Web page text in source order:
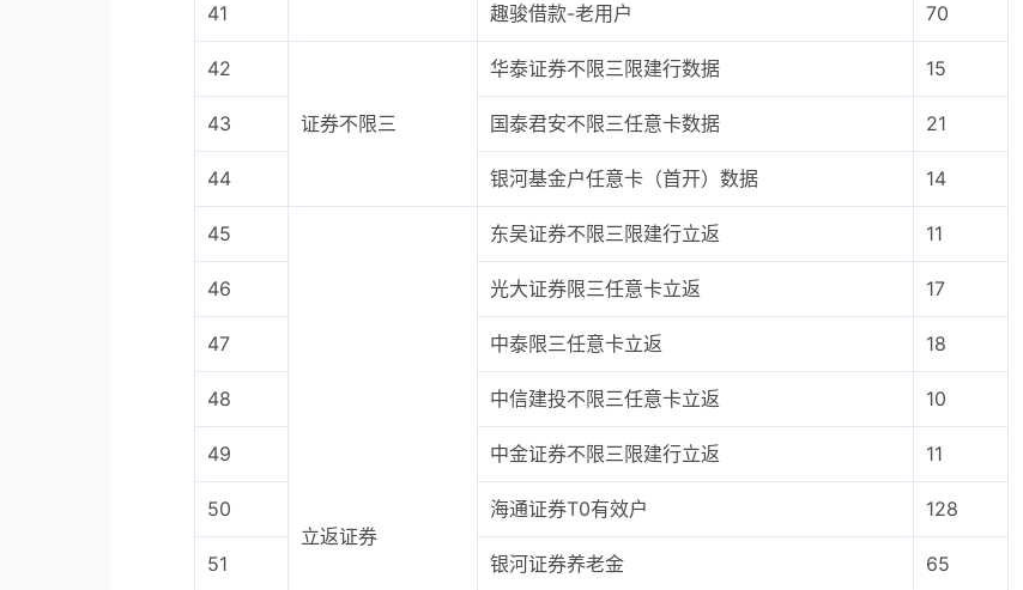
41 趣骏借款-老用户 70
42
证券不限三
华泰证券不限三限建行数据 15
43 国泰君安不限三任意卡数据 21
44 银河基金户任意卡（首开）数据 14
45
立返证券
东吴证券不限三限建行立返 11
46 光大证券限三任意卡立返 17
47 中泰限三任意卡立返 18
48 中信建投不限三任意卡立返 10
49 中金证券不限三限建行立返 11
50 海通证券T0有效户 128
51 银河证券养老金 65